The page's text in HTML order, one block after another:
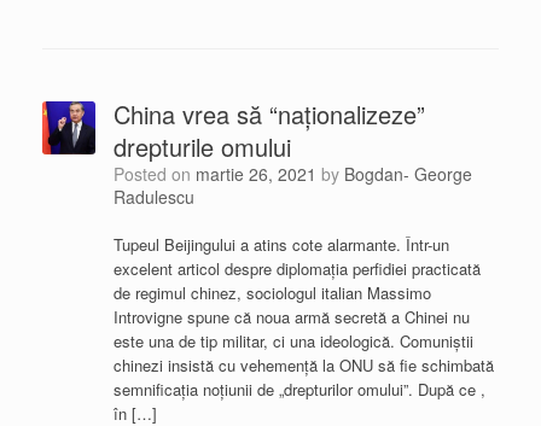
China vrea să “naționalizeze”
drepturile omului
Posted on martie 26, 2021 by Bogdan- George
Radulescu
Tupeul Beijingului a atins cote alarmante. Într-un
excelent articol despre diplomația perfidiei practicată
de regimul chinez, sociologul italian Massimo
Introvigne spune că noua armă secretă a Chinei nu
este una de tip militar, ci una ideologică. Comuniștii
chinezi insistă cu vehemență la ONU să fie schimbată
semnificația noțiunii de „drepturilor omului”. După ce ,
în […]